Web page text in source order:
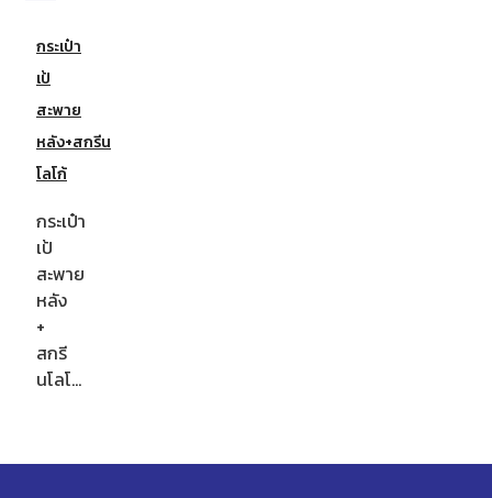
กระเป๋า
เป้
สะพาย
หลัง+สกรีน
โลโก้
กระเป๋า
เป้
สะพาย
หลัง
+
สกรี
นโลโ…